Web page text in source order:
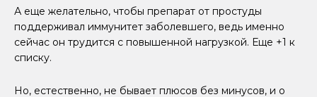
А еще желательно, чтобы препарат от простуды
поддерживал иммунитет заболевшего, ведь именно
сейчас он трудится с повышенной нагрузкой. Еще +1 к
списку.
Но, естественно, не бывает плюсов без минусов, и о